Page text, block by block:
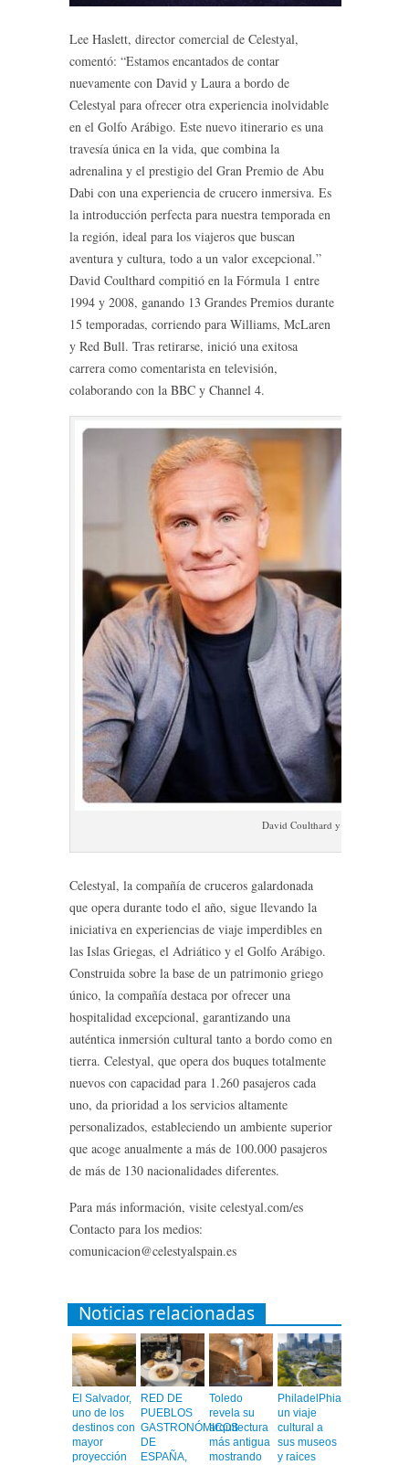
Lee Haslett, director comercial de Celestyal,
comentó: “Estamos encantados de contar
nuevamente con David y Laura a bordo de
Celestyal para ofrecer otra experiencia inolvidable
en el Golfo Arábigo. Este nuevo itinerario es una
travesía única en la vida, que combina la
adrenalina y el prestigio del Gran Premio de Abu
Dabi con una experiencia de crucero inmersiva. Es
la introducción perfecta para nuestra temporada en
la región, ideal para los viajeros que buscan
aventura y cultura, todo a un valor excepcional.”
David Coulthard compitió en la Fórmula 1 entre
1994 y 2008, ganando 13 Grandes Premios durante
15 temporadas, corriendo para Williams, McLaren
y Red Bull. Tras retirarse, inició una exitosa
carrera como comentarista en televisión,
colaborando con la BBC y Channel 4.
David Coulthard y Laura Winter
Celestyal, la compañía de cruceros galardonada
que opera durante todo el año, sigue llevando la
iniciativa en experiencias de viaje imperdibles en
las Islas Griegas, el Adriático y el Golfo Arábigo.
Construida sobre la base de un patrimonio griego
único, la compañía destaca por ofrecer una
hospitalidad excepcional, garantizando una
auténtica inmersión cultural tanto a bordo como en
tierra. Celestyal, que opera dos buques totalmente
nuevos con capacidad para 1.260 pasajeros cada
uno, da prioridad a los servicios altamente
personalizados, estableciendo un ambiente superior
que acoge anualmente a más de 100.000 pasajeros
de más de 130 nacionalidades diferentes.
Para más información, visite celestyal.com/es
Contacto para los medios:
comunicacion@celestyalspain.es
Noticias relacionadas
El Salvador,
uno de los
destinos con
mayor
proyección
RED DE
PUEBLOS
GASTRONÓMICOS
DE
ESPAÑA,
Toledo
revela su
arquitectura
más antigua
mostrando
PhiladelPhia,
un viaje
cultural a
sus museos
y raices